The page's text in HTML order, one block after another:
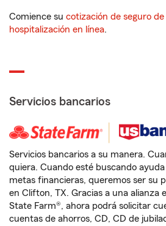
Comience su cotización de seguro
hospitalización en línea.
Servicios bancarios
Servicios bancarios a su manera.
quiera. Cuando esté buscando
metas financieras, queremos ser su
en Clifton, TX. Gracias a una alianza
State Farm®, ahora podrá solicitar
cuentas de ahorros, CD, CD de